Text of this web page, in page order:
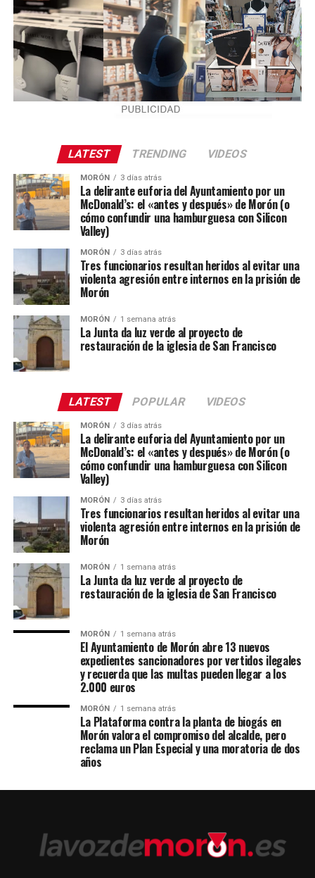
LATEST TRENDING VIDEOS
MORÓN 3 días atrás
La delirante euforia del Ayuntamiento por un
McDonald’s: el «antes y después» de Morón (o
cómo confundir una hamburguesa con Silicon
Valley)
MORÓN 3 días atrás
Tres funcionarios resultan heridos al evitar una
violenta agresión entre internos en la prisión de
Morón
MORÓN 1 semana atrás
La Junta da luz verde al proyecto de
restauración de la iglesia de San Francisco
LATEST POPULAR VIDEOS
MORÓN 3 días atrás
La delirante euforia del Ayuntamiento por un
McDonald’s: el «antes y después» de Morón (o
cómo confundir una hamburguesa con Silicon
Valley)
MORÓN 3 días atrás
Tres funcionarios resultan heridos al evitar una
violenta agresión entre internos en la prisión de
Morón
MORÓN 1 semana atrás
La Junta da luz verde al proyecto de
restauración de la iglesia de San Francisco
MORÓN 1 semana atrás
El Ayuntamiento de Morón abre 13 nuevos
expedientes sancionadores por vertidos ilegales
y recuerda que las multas pueden llegar a los
2.000 euros
MORÓN 1 semana atrás
La Plataforma contra la planta de biogás en
Morón valora el compromiso del alcalde, pero
reclama un Plan Especial y una moratoria de dos
años